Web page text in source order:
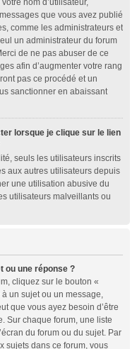
nom d’utilisateur,
que vous avez publié
comme les administrateurs et
un administrateur du forum
de ne pas abuser de ce
afin d’augmenter votre rang
pas ce procédé et un
sanctionner en abaissant
lorsque je clique sur le lien
seuls les utilisateurs inscrits
aux autres utilisateurs depuis
une utilisation abusive du
utilisateurs malveillants ou
ou une réponse ?
cliquez sur le bouton «
un sujet ou un message,
que vous ayez besoin d’être
Sur chaque forum, une liste
du forum ou du sujet. Par
sujets dans ce forum, vous